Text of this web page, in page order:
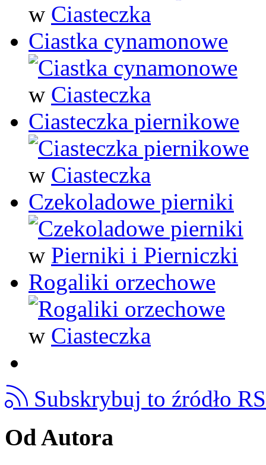
w Ciasteczka
Ciastka cynamonowe
w Ciasteczka
Ciasteczka piernikowe
w Ciasteczka
Czekoladowe pierniki
w Pierniki i Pierniczki
Rogaliki orzechowe
w Ciasteczka
Subskrybuj to źródło
Od Autora